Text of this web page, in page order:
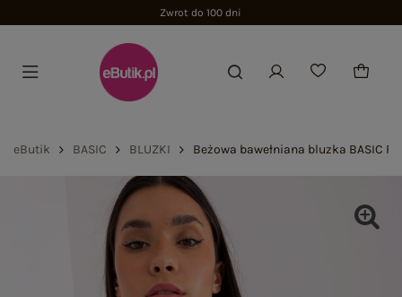
Zwrot do 100 dni
eButik BASIC BLUZKI Beżowa bawełniana bluzka BASIC